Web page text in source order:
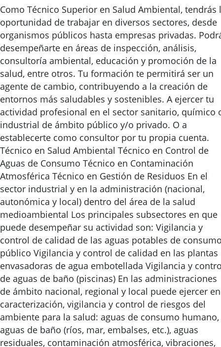
Como Técnico Superior en Salud Ambiental, tendrás
oportunidad de trabajar en diversos sectores, desde
organismos públicos hasta empresas privadas.
desempeñarte en áreas de inspección, análisis,
consultoría ambiental, educación y promoción de la
salud, entre otros. Tu formación te permitirá ser un
agente de cambio, contribuyendo a la creación de
entornos más saludables y sostenibles. A ejercer tu
actividad profesional en el sector sanitario, químico
industrial de ámbito público y/o privado. O a
establecerte como consultor por tu propia cuenta.
Técnico en Salud Ambiental Técnico en Control de
Aguas de Consumo Técnico en Contaminación
Atmosférica Técnico en Gestión de Residuos En el
sector industrial y en la administración (nacional,
autonómica y local) dentro del área de la salud
medioambiental Los principales subsectores en que
puede desempeñar su actividad son: Vigilancia y
control de calidad de las aguas potables de
público Vigilancia y control de calidad en las plantas
envasadoras de agua embotellada Vigilancia y
de aguas de baño (piscinas) En las administraciones
de ámbito nacional, regional y local puede ejercer en
caracterización, vigilancia y control de riesgos del
ambiente para la salud: aguas de consumo humano,
aguas de baño (ríos, mar, embalses, etc.), aguas
residuales, contaminación atmosférica, vibraciones,